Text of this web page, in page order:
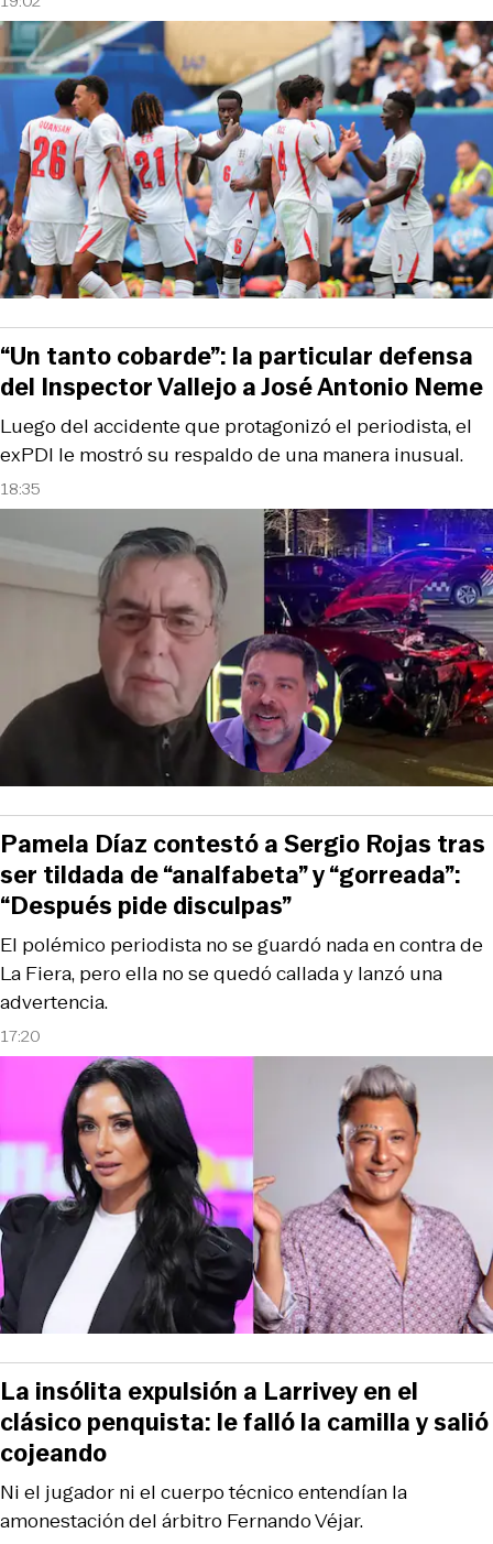
18:35
Luego del accidente que protagonizó el periodista, el
exPDI le mostró su respaldo de una manera inusual.
“Un tanto cobarde”: la particular defensa
del Inspector Vallejo a José Antonio Neme
17:20
El polémico periodista no se guardó nada en contra de
La Fiera, pero ella no se quedó callada y lanzó una
advertencia.
Pamela Díaz contestó a Sergio Rojas tras
ser tildada de “analfabeta” y “gorreada”:
“Después pide disculpas”
Ni el jugador ni el cuerpo técnico entendían la
amonestación del árbitro Fernando Véjar.
La insólita expulsión a Larrivey en el
clásico penquista: le falló la camilla y salió
cojeando